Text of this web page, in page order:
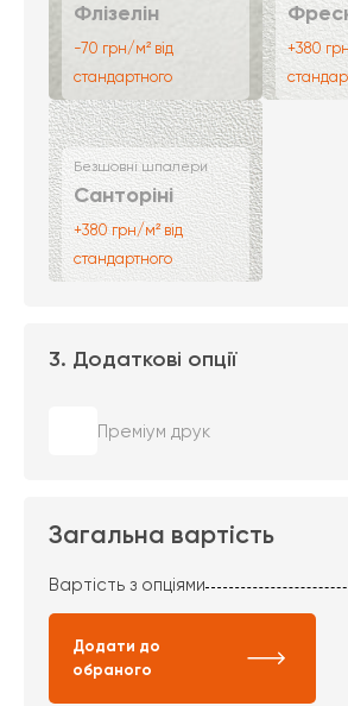
Флізелін
-70 грн/м² від
стандартного
+380
Безшовні шпалери
Санторіні
+380 грн/м² від
стандартного
3. Додаткові опції
Преміум друк
Загальна вартість
Вартість з опціями
Додати до
обраного